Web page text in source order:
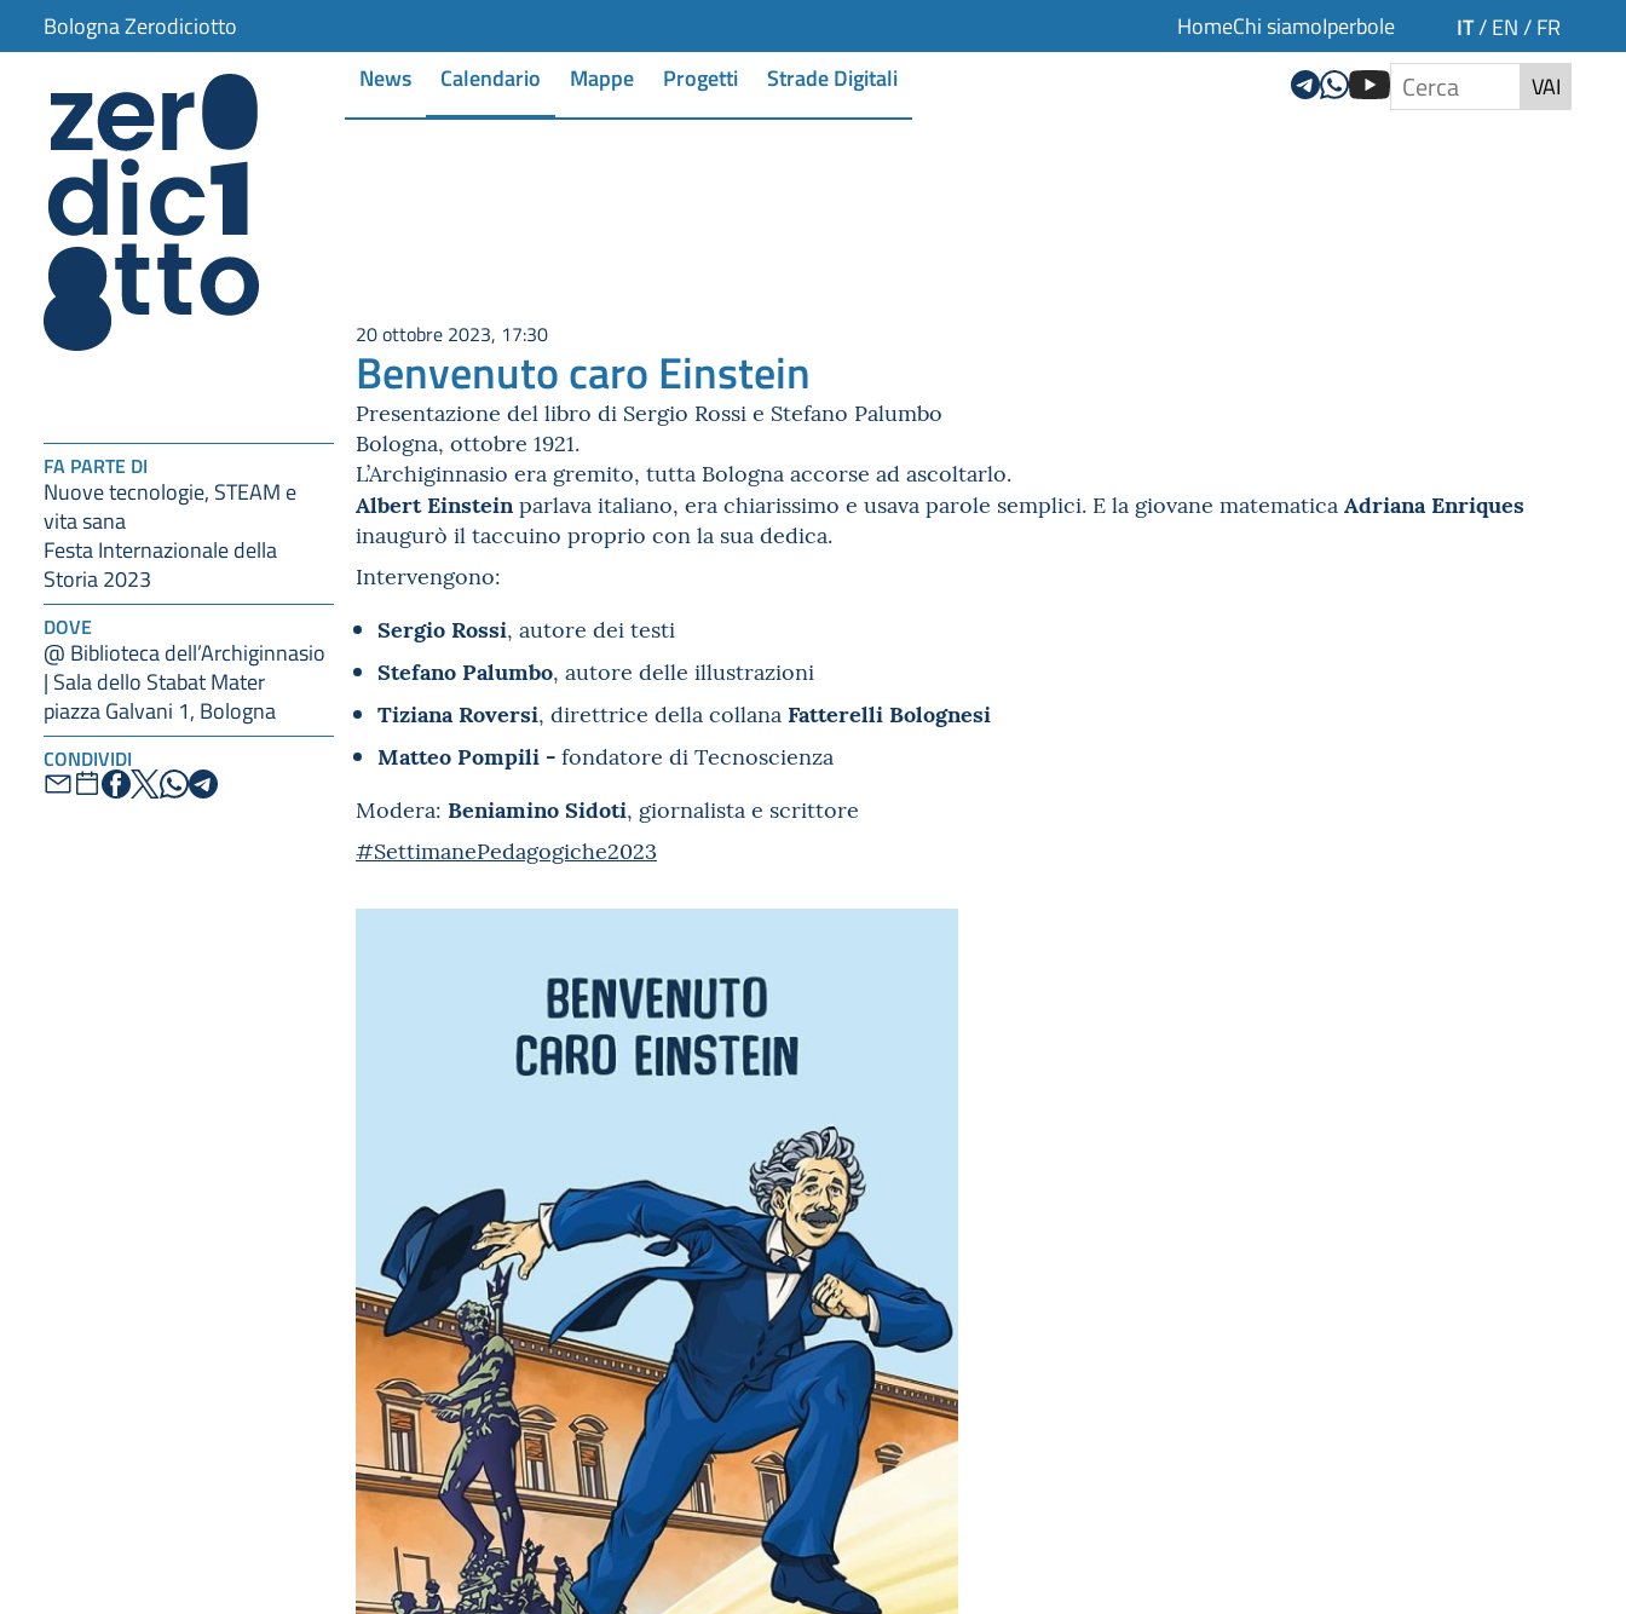
Bologna Zerodiciotto HomeChi siamoIperbole IT/ EN / FR
News Calendario Mappe Progetti Strade Digitali VAI
FA PARTE DI
Nuove tecnologie, STEAM e
vita sana
Festa Internazionale della
Storia 2023
DOVE
@ Biblioteca dell’Archiginnasio
| Sala dello Stabat Mater
piazza Galvani 1, Bologna
CONDIVIDI
20 ottobre 2023, 17:30
Benvenuto caro Einstein
Presentazione del libro di Sergio Rossi e Stefano Palumbo
Bologna, ottobre 1921.
L’Archiginnasio era gremito, tutta Bologna accorse ad ascoltarlo.
Albert Einsteinparlava italiano, era chiarissimo e usava parole semplici. E la giovane matematica Adriana Enriques
inaugurò il taccuino proprio con la sua dedica.
Intervengono:
Sergio Rossi, autore dei testi
Stefano Palumbo, autore delle illustrazioni
Tiziana Roversi, direttrice della collana Fatterelli Bolognesi
Matteo Pompili - fondatore di Tecnoscienza
Modera: Beniamino Sidoti, giornalista e scrittore
#SettimanePedagogiche2023